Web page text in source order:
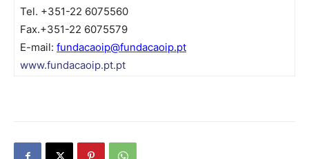
Tel. +351-22 6075560
Fax.+351-22 6075579
E-mail: fundacaoip@fundacaoip.pt
www.fundacaoip.pt.pt